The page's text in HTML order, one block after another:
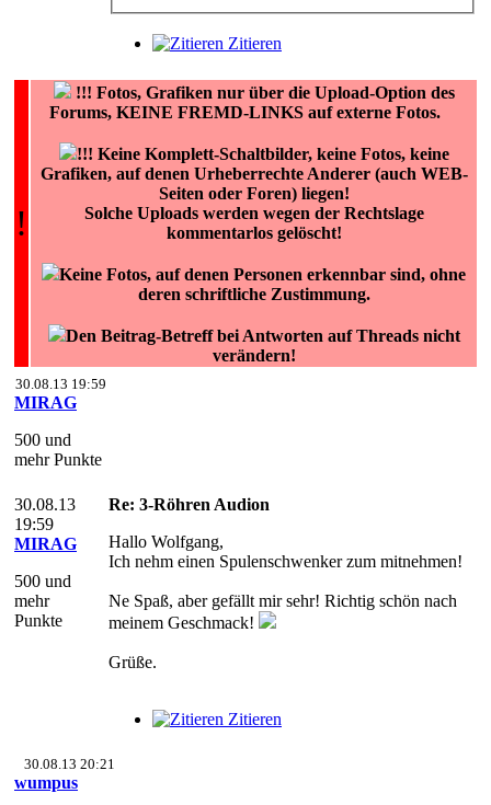
Zitieren
!
!!! Fotos, Grafiken nur über die Upload-Option des
Forums, KEINE FREMD-LINKS auf externe Fotos.
!!! Keine Komplett-Schaltbilder, keine Fotos, keine
Grafiken, auf denen Urheberrechte Anderer (auch WEB-
Seiten oder Foren) liegen!
Solche Uploads werden wegen der Rechtslage
kommentarlos gelöscht!
Keine Fotos, auf denen Personen erkennbar sind, ohne
deren schriftliche Zustimmung.
Den Beitrag-Betreff bei Antworten auf Threads nicht
verändern!
30.08.13 19:59
MIRAG
500 und
mehr Punkte
30.08.13
19:59
MIRAG
500 und
mehr
Punkte
Re: 3-Röhren Audion
Hallo Wolfgang,
Ich nehm einen Spulenschwenker zum mitnehmen!
Ne Spaß, aber gefällt mir sehr! Richtig schön nach
meinem Geschmack!
Grüße.
Zitieren
30.08.13 20:21
wumpus